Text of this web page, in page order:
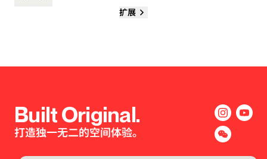
扩展
Built Original.
打造独一无二的空间体验。